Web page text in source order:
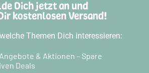
Dich jetzt an und
kostenlosen Versand!
Themen Dich interessieren:
& Aktionen – Spare
Deals